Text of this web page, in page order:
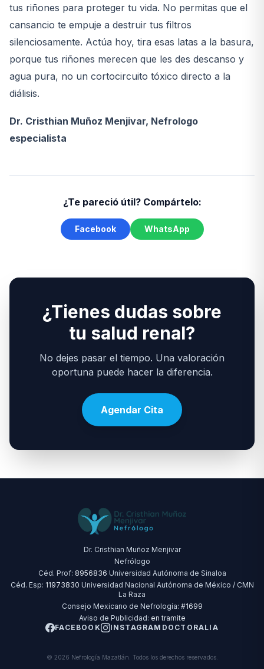
tus riñones para proteger tu vida. No permitas que el
cansancio te empuje a destruir tus filtros
silenciosamente. Actúa hoy, tira esas latas a la basura,
porque tus riñones merecen que les des descanso y
agua pura, no un cortocircuito tóxico directo a la
diálisis.
Dr. Cristhian Muñoz Menjivar, Nefrologo
especialista
¿Te pareció útil? Compártelo:
Facebook WhatsApp
¿Tienes dudas sobre
tu salud renal?
No dejes pasar el tiempo. Una valoración
oportuna puede hacer la diferencia.
Agendar Cita
Dr. Cristhian Muñoz Menjivar
Nefrólogo
Céd. Prof: 8956836 Universidad Autónoma de Sinaloa
Céd. Esp: 11973830 Universidad Nacional Autónoma de México / CMN
La Raza
Consejo Mexicano de Nefrología: #1699
Aviso de Publicidad: en tramite
FACEBOOK
INSTAGRAM DOCTORALIA
© 2026 Nefrología Mazatlán. Todos los derechos reservados.